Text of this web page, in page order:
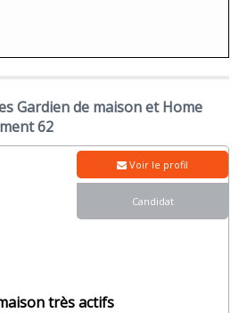
Gardien de maison et Home
62
très actifs
Voir le profil
Candidat